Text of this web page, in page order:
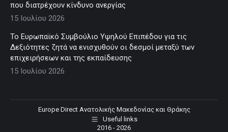
που διατρέχουν κίνδυνο ανεργίας
15 Ιουλίου 2026
Το Ευρωπαϊκό Συμβούλιο Υψηλού Επιπέδου για τις
Δεξιότητες ζητά να ενισχυθούν οι δεσμοί μεταξύ των
επιχειρήσεων και της εκπαίδευσης
15 Ιουλίου 2026
Europe Direct Ανατολικής Μακεδονίας και Θράκης
Useful links
2016 - 2026